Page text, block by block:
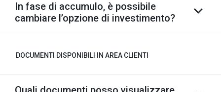
In fase di accumulo, è possibile
cambiare l’opzione di investimento?
DOCUMENTI DISPONIBILI IN AREA CLIENTI